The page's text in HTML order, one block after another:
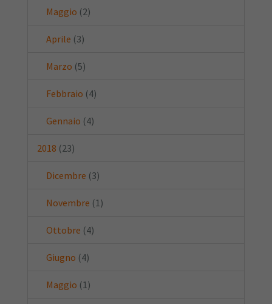
Maggio (2)
Aprile (3)
Marzo (5)
Febbraio (4)
Gennaio (4)
2018 (23)
Dicembre (3)
Novembre (1)
Ottobre (4)
Giugno (4)
Maggio (1)